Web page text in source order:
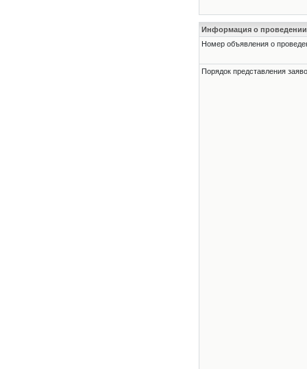
Информация о проведении
Номер объявления о
Порядок представления